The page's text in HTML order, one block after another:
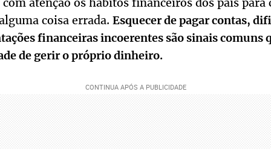
coisa errada. Esquecer de pagar contas,
financeiras incoerentes são sinais comuns
de gerir o próprio dinheiro.